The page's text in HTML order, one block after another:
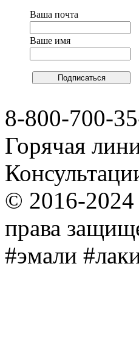
Ваша почта
Ваше имя
8-800-700-
Горячая
© 2016-
права
#эмали